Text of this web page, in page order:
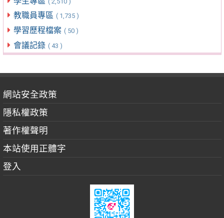
教職員專區 ( 1,735 )
學習歷程檔案 ( 50 )
會議記錄 ( 43 )
網站安全政策
隱私權政策
著作權聲明
本站使用正體字
登入